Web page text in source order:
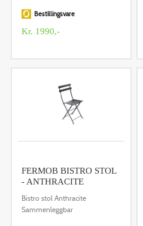
Bestillingsvare
Kr. 1990,-
FERMOB BISTRO STOL
- ANTHRACITE
Bistro stol Anthracite
Sammenleggbar